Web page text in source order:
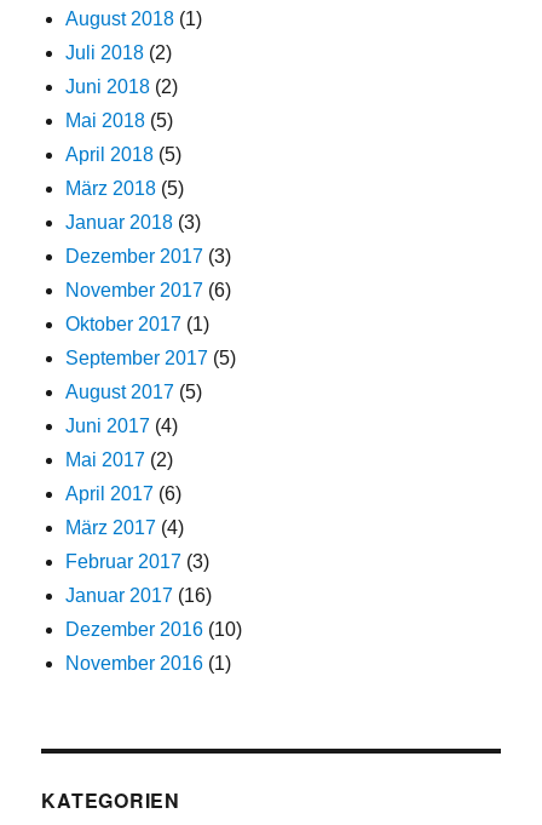
August 2018 (1)
Juli 2018 (2)
Juni 2018 (2)
Mai 2018 (5)
April 2018 (5)
März 2018 (5)
Januar 2018 (3)
Dezember 2017 (3)
November 2017 (6)
Oktober 2017 (1)
September 2017 (5)
August 2017 (5)
Juni 2017 (4)
Mai 2017 (2)
April 2017 (6)
März 2017 (4)
Februar 2017 (3)
Januar 2017 (16)
Dezember 2016 (10)
November 2016 (1)
KATEGORIEN